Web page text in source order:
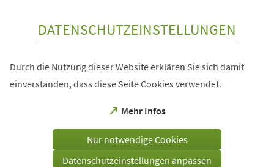
DATENSCHUTZEINSTELLUNGEN
Durch die Nutzung dieser Website erklären Sie sich damit
einverstanden, dass diese Seite Cookies verwendet.
Mehr Infos
(Öffnet
einem
Tab)
Nur notwendige Cookies
Datenschutzeinstellungen anpassen